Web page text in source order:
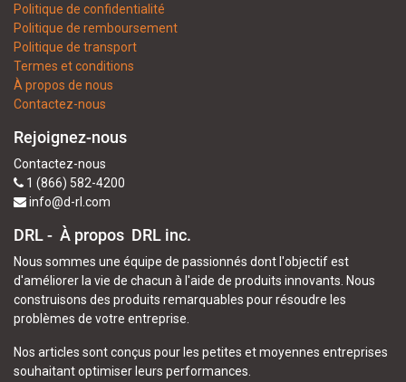
Politique de confidentialité
Politique de remboursement
Politique de transport
Termes et conditions
À propos de nous
Contactez-nous
Rejoignez-nous
Contactez-nous
1 (866) 582-4200
info@d-rl.com
DRL - À propos DRL inc.
Nous sommes une équipe de passionnés dont l'objectif est
d'améliorer la vie de chacun à l'aide de produits innovants. Nous
construisons des produits remarquables pour résoudre les
problèmes de votre entreprise.
Nos articles sont conçus pour les petites et moyennes entreprises
souhaitant optimiser leurs performances.